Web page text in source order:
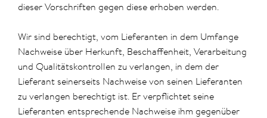
dieser Vorschriften gegen diese erhoben werden.
Wir sind berechtigt, vom Lieferanten in dem Umfange
Nachweise über Herkunft, Beschaffenheit, Verarbeitung
und Qualitätskontrollen zu verlangen, in dem der
Lieferant seinerseits Nachweise von seinen Lieferanten
zu verlangen berechtigt ist. Er verpflichtet seine
Lieferanten entsprechende Nachweise ihm gegenüber